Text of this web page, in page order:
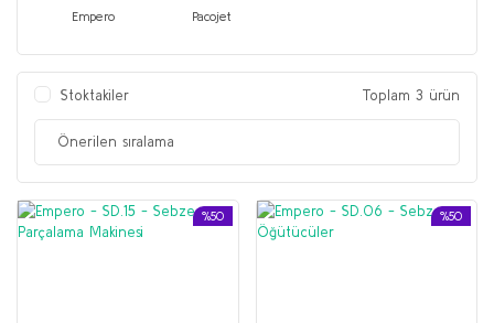
Empero Pacojet
Stoktakiler Toplam 3 ürün
%50 %50